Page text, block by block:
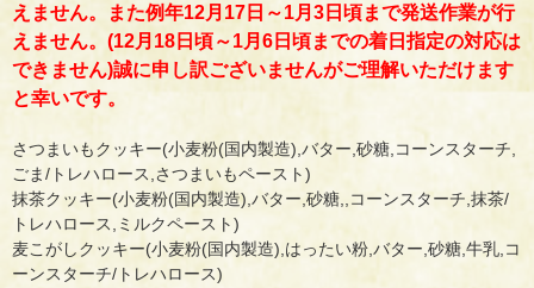
えません。また例年12月17日～1月3日頃まで発送作業が行
えません。(12月18日頃～1月6日頃までの着日指定の対応は
できません)誠に申し訳ございませんがご理解いただけます
と幸いです。
さつまいもクッキー(小麦粉(国内製造),バター,砂糖,コーンスターチ,
ごま/トレハロース,さつまいもペースト)
抹茶クッキー(小麦粉(国内製造),バター,砂糖,,コーンスターチ,抹茶/
トレハロース,ミルクペースト)
麦こがしクッキー(小麦粉(国内製造),はったい粉,バター,砂糖,牛乳,コ
ーンスターチ/トレハロース)